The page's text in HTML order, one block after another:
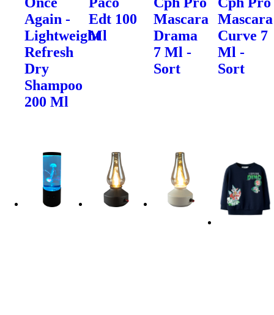
Again -
Lightweight
Refresh
Dry
Shampoo
200 Ml
Edt 100
Ml
Mascara
Drama
7 Ml -
Sort
Mascara
Curve 7
Ml -
Sort